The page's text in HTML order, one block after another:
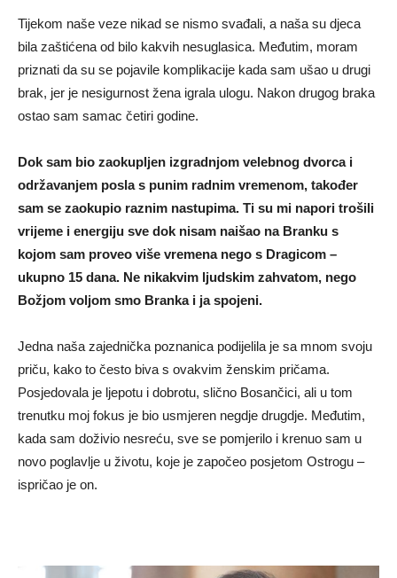
Tijekom naše veze nikad se nismo svađali, a naša su djeca
bila zaštićena od bilo kakvih nesuglasica. Međutim, moram
priznati da su se pojavile komplikacije kada sam ušao u drugi
brak, jer je nesigurnost žena igrala ulogu. Nakon drugog braka
ostao sam samac četiri godine.
Dok sam bio zaokupljen izgradnjom velebnog dvorca i
održavanjem posla s punim radnim vremenom, također
sam se zaokupio raznim nastupima. Ti su mi napori trošili
vrijeme i energiju sve dok nisam naišao na Branku s
kojom sam proveo više vremena nego s Dragicom –
ukupno 15 dana. Ne nikakvim ljudskim zahvatom, nego
Božjom voljom smo Branka i ja spojeni.
Jedna naša zajednička poznanica podijelila je sa mnom svoju
priču, kako to često biva s ovakvim ženskim pričama.
Posjedovala je ljepotu i dobrotu, slično Bosančici, ali u tom
trenutku moj fokus je bio usmjeren negdje drugdje. Međutim,
kada sam doživio nesreću, sve se pomjerilo i krenuo sam u
novo poglavlje u životu, koje je započeo posjetom Ostrogu –
ispričao je on.